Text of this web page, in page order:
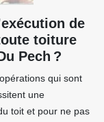
de
toiture
Pech ?
qui sont
une
toit et pour ne pas